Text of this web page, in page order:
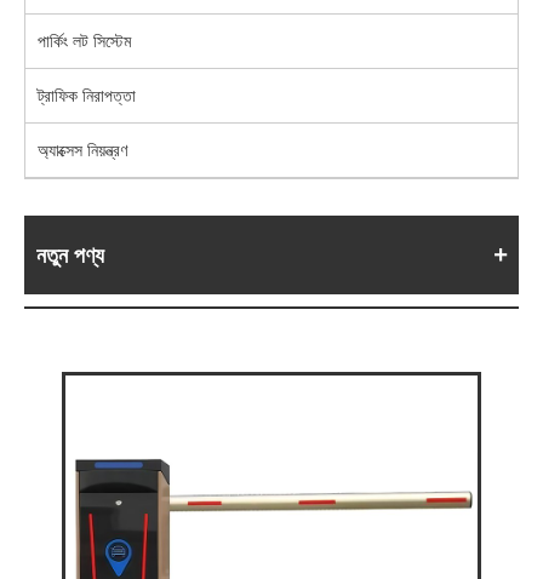
পার্কিং লট সিস্টেম
ট্রাফিক নিরাপত্তা
অ্যাক্সেস নিয়ন্ত্রণ
নতুন পণ্য